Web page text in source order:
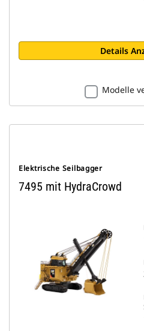
Details
Modelle
Elektrische Seilbagger
7495 mit HydraCrowd